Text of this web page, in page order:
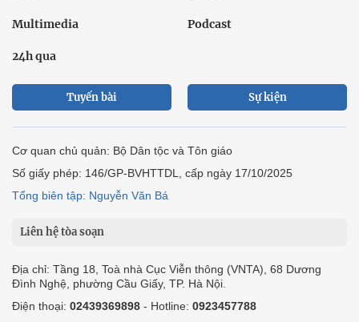
Multimedia Podcast
24h qua
Tuyến bài Sự kiện
Cơ quan chủ quản: Bộ Dân tộc và Tôn giáo
Số giấy phép: 146/GP-BVHTTDL, cấp ngày 17/10/2025
Tổng biên tập: Nguyễn Văn Bá
Liên hệ tòa soạn
Địa chỉ: Tầng 18, Toà nhà Cục Viễn thông (VNTA), 68 Dương
Đình Nghệ, phường Cầu Giấy, TP. Hà Nội.
Điện thoại: 02439369898 - Hotline: 0923457788